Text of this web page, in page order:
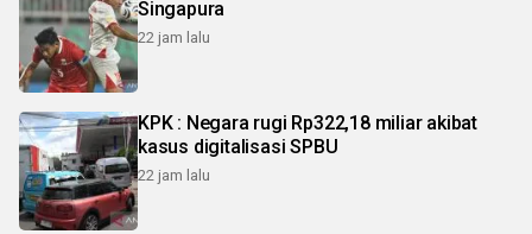
Singapura
22 jam lalu
KPK : Negara rugi Rp322,18 miliar akibat
kasus digitalisasi SPBU
22 jam lalu